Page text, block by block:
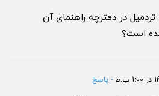
تردمیل در دفترچه راهنمای آن
است؟
- پاسخ